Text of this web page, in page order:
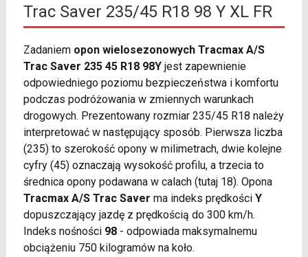
Trac Saver 235/45 R18 98 Y XL FR
Zadaniem opon wielosezonowych Tracmax A/S
Trac Saver 235 45 R18 98Yjest zapewnienie
odpowiedniego poziomu bezpieczeństwa i komfortu
podczas podróżowania w zmiennych warunkach
drogowych. Prezentowany rozmiar 235/45 R18 należy
interpretować w następujący sposób. Pierwsza liczba
(235) to szerokość opony w milimetrach, dwie kolejne
cyfry (45) oznaczają wysokość profilu, a trzecia to
średnica opony podawana w calach (tutaj 18). Opona
Tracmax A/S Trac Saver ma indeks prędkości Y
dopuszczający jazdę z prędkością do 300 km/h.
Indeks nośności 98- odpowiada maksymalnemu
obciążeniu 750 kilogramów na koło.